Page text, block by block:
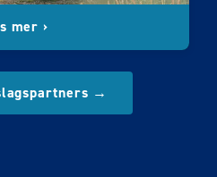
mer ›
→